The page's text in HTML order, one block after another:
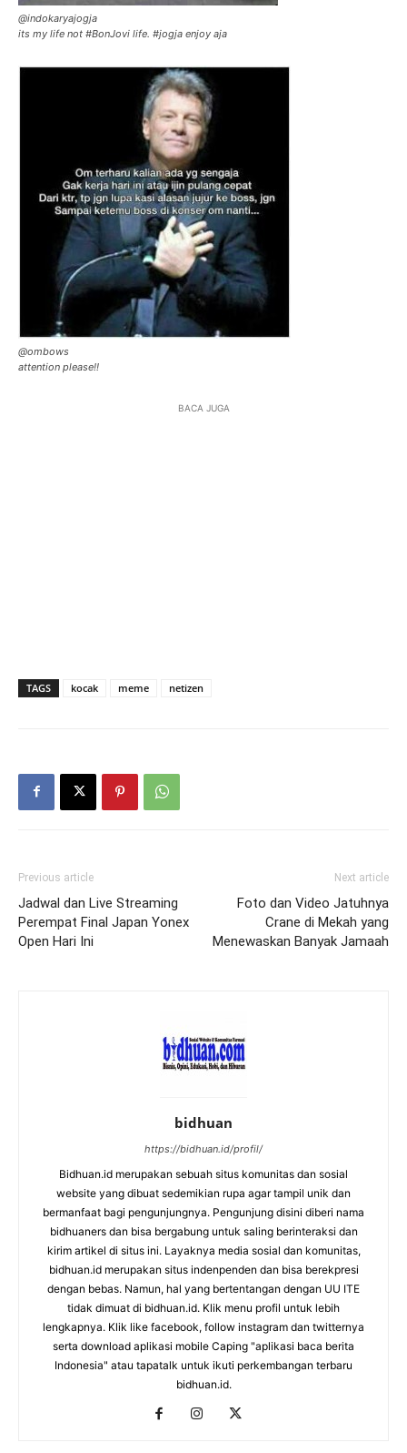
@indokaryajogja
its my life not #BonJovi life. #jogja enjoy aja
@ombows
attention please!!
BACA JUGA
TAGS kocak meme netizen
Previous article
Jadwal dan Live Streaming
Perempat Final Japan Yonex
Open Hari Ini
Next article
Foto dan Video Jatuhnya
Crane di Mekah yang
Menewaskan Banyak Jamaah
bidhuan
https://bidhuan.id/profil/
Bidhuan.id merupakan sebuah situs komunitas dan sosial
website yang dibuat sedemikian rupa agar tampil unik dan
bermanfaat bagi pengunjungnya. Pengunjung disini diberi nama
bidhuaners dan bisa bergabung untuk saling berinteraksi dan
kirim artikel di situs ini. Layaknya media sosial dan komunitas,
bidhuan.id merupakan situs indenpenden dan bisa berekpresi
dengan bebas. Namun, hal yang bertentangan dengan UU ITE
tidak dimuat di bidhuan.id. Klik menu profil untuk lebih
lengkapnya. Klik like facebook, follow instagram dan twitternya
serta download aplikasi mobile Caping "aplikasi baca berita
Indonesia" atau tapatalk untuk ikuti perkembangan terbaru
bidhuan.id.